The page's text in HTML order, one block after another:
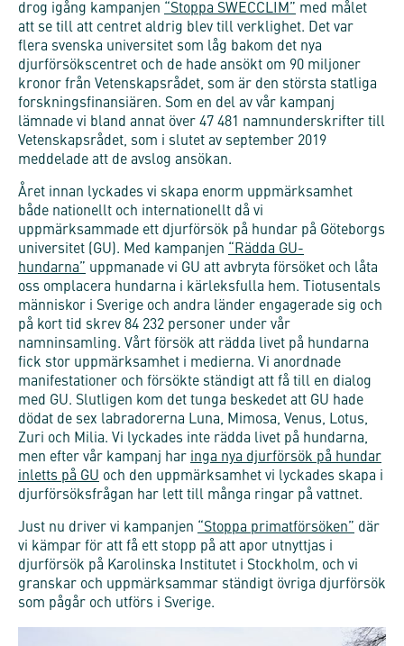
drog igång kampanjen
“Stoppa SWECCLIM” med målet
att se till att centret aldrig blev till verklighet. Det var
flera svenska universitet som låg bakom det nya
djurförsökscentret och de hade ansökt om 90 miljoner
kronor från Vetenskapsrådet, som är den största statliga
forskningsfinansiären. Som en del av vår kampanj
lämnade vi bland annat över 47 481 namnunderskrifter till
Vetenskapsrådet, som i slutet av september 2019
meddelade att de avslog ansökan.
Året innan lyckades vi skapa enorm uppmärksamhet
både nationellt och internationellt då vi
uppmärksammade ett djurförsök på hundar på Göteborgs
universitet (GU). Med kampanjen
“Rädda GU-
hundarna” uppmanade vi GU att avbryta försöket och låta
oss omplacera hundarna i kärleksfulla hem. Tiotusentals
människor i Sverige och andra länder engagerade sig och
på kort tid skrev 84 232 personer under vår
namninsamling. Vårt försök att rädda livet på hundarna
fick stor uppmärksamhet i medierna. Vi anordnade
manifestationer och försökte ständigt att få till en dialog
med GU. Slutligen kom det tunga beskedet att GU hade
dödat de sex labradorerna Luna, Mimosa, Venus, Lotus,
Zuri och Milia. Vi lyckades inte rädda livet på hundarna,
men efter vår kampanj har inga nya djurförsök på hundar
inletts på GU och den uppmärksamhet vi lyckades skapa i
djurförsöksfrågan har lett till många ringar på vattnet.
Just nu driver vi kampanjen “Stoppa primatförsöken” där
vi kämpar för att få ett stopp på att apor utnyttjas i
djurförsök på Karolinska Institutet i Stockholm, och vi
granskar och uppmärksammar ständigt övriga djurförsök
som pågår och utförs i Sverige.